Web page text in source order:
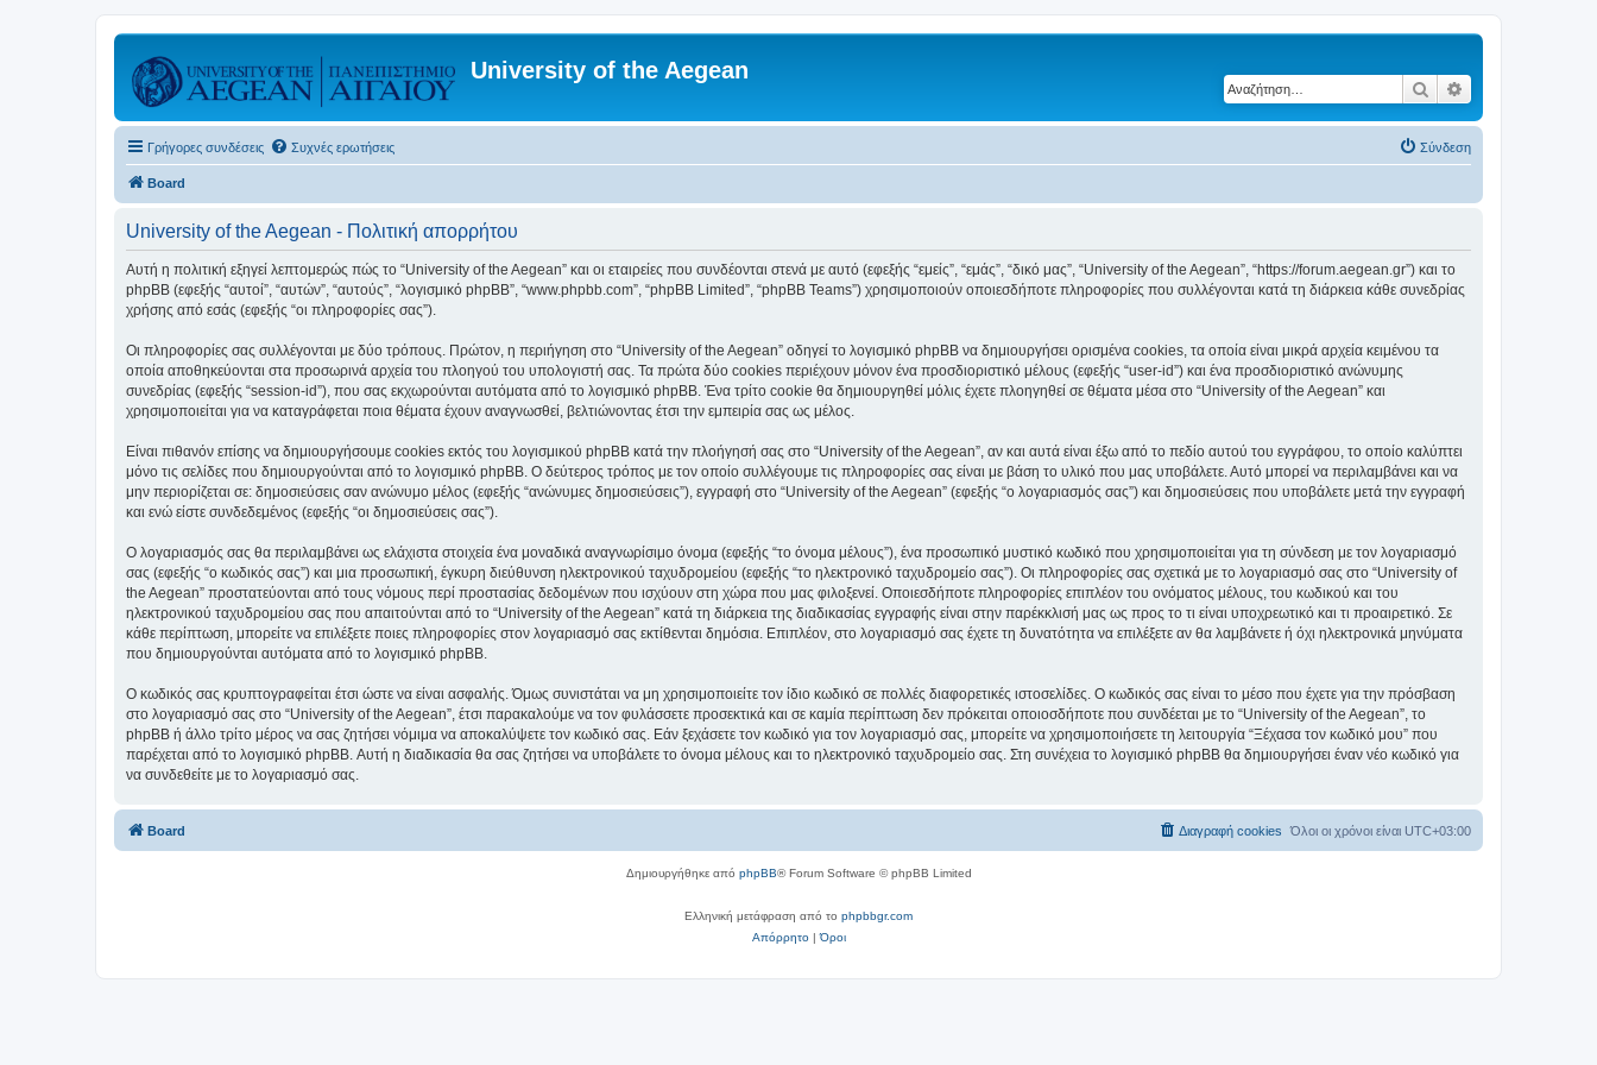
University of the Aegean
Αναζήτηση
Γρήγορες συνδέσεις Συχνές ερωτήσεις Σύνδεση
Board
University of the Aegean - Πολιτική απορρήτου
Αυτή η πολιτική εξηγεί λεπτομερώς πώς το “University of the Aegean” και οι εταιρείες που συνδέονται στενά με αυτό (εφεξής “εμείς”, “εμάς”, “δικό μας”, “University of the Aegean”, “https://forum.aegean.gr”) και το
phpBB (εφεξής “αυτοί”, “αυτών”, “αυτούς”, “λογισμικό phpBB”, “www.phpbb.com”, “phpBB Limited”, “phpBB Teams”) χρησιμοποιούν οποιεσδήποτε πληροφορίες που συλλέγονται κατά τη διάρκεια κάθε συνεδρίας
χρήσης από εσάς (εφεξής “οι πληροφορίες σας”).
Οι πληροφορίες σας συλλέγονται με δύο τρόπους. Πρώτον, η περιήγηση στο “University of the Aegean” οδηγεί το λογισμικό phpBB να δημιουργήσει ορισμένα cookies, τα οποία είναι μικρά αρχεία κειμένου τα
οποία αποθηκεύονται στα προσωρινά αρχεία του πλοηγού του υπολογιστή σας. Τα πρώτα δύο cookies περιέχουν μόνον ένα προσδιοριστικό μέλους (εφεξής “user-id”) και ένα προσδιοριστικό ανώνυμης
συνεδρίας (εφεξής “session-id”), που σας εκχωρούνται αυτόματα από το λογισμικό phpBB. Ένα τρίτο cookie θα δημιουργηθεί μόλις έχετε πλοηγηθεί σε θέματα μέσα στο “University of the Aegean” και
χρησιμοποιείται για να καταγράφεται ποια θέματα έχουν αναγνωσθεί, βελτιώνοντας έτσι την εμπειρία σας ως μέλος.
Είναι πιθανόν επίσης να δημιουργήσουμε cookies εκτός του λογισμικού phpBB κατά την πλοήγησή σας στο “University of the Aegean”, αν και αυτά είναι έξω από το πεδίο αυτού του εγγράφου, το οποίο καλύπτει
μόνο τις σελίδες που δημιουργούνται από το λογισμικό phpBB. Ο δεύτερος τρόπος με τον οποίο συλλέγουμε τις πληροφορίες σας είναι με βάση το υλικό που μας υποβάλετε. Αυτό μπορεί να περιλαμβάνει και να
μην περιορίζεται σε: δημοσιεύσεις σαν ανώνυμο μέλος (εφεξής “ανώνυμες δημοσιεύσεις”), εγγραφή στο “University of the Aegean” (εφεξής “ο λογαριασμός σας”) και δημοσιεύσεις που υποβάλετε μετά την εγγραφή
και ενώ είστε συνδεδεμένος (εφεξής “οι δημοσιεύσεις σας”).
Ο λογαριασμός σας θα περιλαμβάνει ως ελάχιστα στοιχεία ένα μοναδικά αναγνωρίσιμο όνομα (εφεξής “το όνομα μέλους”), ένα προσωπικό μυστικό κωδικό που χρησιμοποιείται για τη σύνδεση με τον λογαριασμό
σας (εφεξής “ο κωδικός σας”) και μια προσωπική, έγκυρη διεύθυνση ηλεκτρονικού ταχυδρομείου (εφεξής “το ηλεκτρονικό ταχυδρομείο σας”). Οι πληροφορίες σας σχετικά με το λογαριασμό σας στο “University of
the Aegean” προστατεύονται από τους νόμους περί προστασίας δεδομένων που ισχύουν στη χώρα που μας φιλοξενεί. Οποιεσδήποτε πληροφορίες επιπλέον του ονόματος μέλους, του κωδικού και του
ηλεκτρονικού ταχυδρομείου σας που απαιτούνται από το “University of the Aegean” κατά τη διάρκεια της διαδικασίας εγγραφής είναι στην παρέκκλισή μας ως προς το τι είναι υποχρεωτικό και τι προαιρετικό. Σε
κάθε περίπτωση, μπορείτε να επιλέξετε ποιες πληροφορίες στον λογαριασμό σας εκτίθενται δημόσια. Επιπλέον, στο λογαριασμό σας έχετε τη δυνατότητα να επιλέξετε αν θα λαμβάνετε ή όχι ηλεκτρονικά μηνύματα
που δημιουργούνται αυτόματα από το λογισμικό phpBB.
Ο κωδικός σας κρυπτογραφείται έτσι ώστε να είναι ασφαλής. Όμως συνιστάται να μη χρησιμοποιείτε τον ίδιο κωδικό σε πολλές διαφορετικές ιστοσελίδες. Ο κωδικός σας είναι το μέσο που έχετε για την πρόσβαση
στο λογαριασμό σας στο “University of the Aegean”, έτσι παρακαλούμε να τον φυλάσσετε προσεκτικά και σε καμία περίπτωση δεν πρόκειται οποιοσδήποτε που συνδέεται με το “University of the Aegean”, το
phpBB ή άλλο τρίτο μέρος να σας ζητήσει νόμιμα να αποκαλύψετε τον κωδικό σας. Εάν ξεχάσετε τον κωδικό για τον λογαριασμό σας, μπορείτε να χρησιμοποιήσετε τη λειτουργία “Ξέχασα τον κωδικό μου” που
παρέχεται από το λογισμικό phpBB. Αυτή η διαδικασία θα σας ζητήσει να υποβάλετε το όνομα μέλους και το ηλεκτρονικό ταχυδρομείο σας. Στη συνέχεια το λογισμικό phpBB θα δημιουργήσει έναν νέο κωδικό για
να συνδεθείτε με το λογαριασμό σας.
Board Όλοι οι χρόνοι είναι UTC+03:00
Διαγραφή cookies
Δημιουργήθηκε από phpBB® Forum Software © phpBB Limited
Ελληνική μετάφραση από το phpbbgr.com
Απόρρητο|Όροι